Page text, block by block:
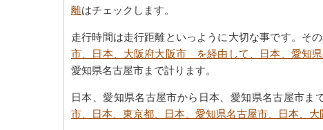
離はチェックします。
走行時間は走行距離といっように大切な事です。そ
市、日本、大阪府大阪市 を経由して、日本、愛知
愛知県名古屋市まで計ります。
日本、愛知県名古屋市から日本、愛知県名古屋市ま
市、日本、東京都、日本、愛知県名古屋市、日本、